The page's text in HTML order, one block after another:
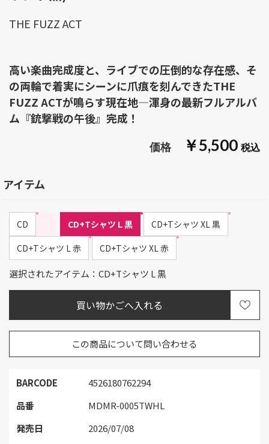
￥5,500
BARCODE
4526180762294
品番
MDMR-0005TWHL
発売日
2026/07/08
アイテム
CD CD+Tシャツ L 黒
CD+Tシャツ XL 黒
CD+Tシャツ L 赤
CD+Tシャツ XL 赤
選択されたアイテム：CD+Tシャツ L 黒
この商品について問い合わせる
THE FUZZ ACT
高い楽曲完成度と、ライブでの圧倒的な存在感、そ
の両輪で着実にシーンに爪痕を刻んできたTHE
FUZZ ACTが鳴らす現在地―渾身の最新フルアルバ
ム『銃撃戦の午後』完成！